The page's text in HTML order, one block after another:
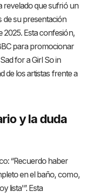
revelado que sufrió un
de su presentación
2025. Esta confesión,
para promocionar
for a Girl So in
de los artistas frente a
y la duda
“Recuerdo haber
en el baño, como,
lista'”. Esta